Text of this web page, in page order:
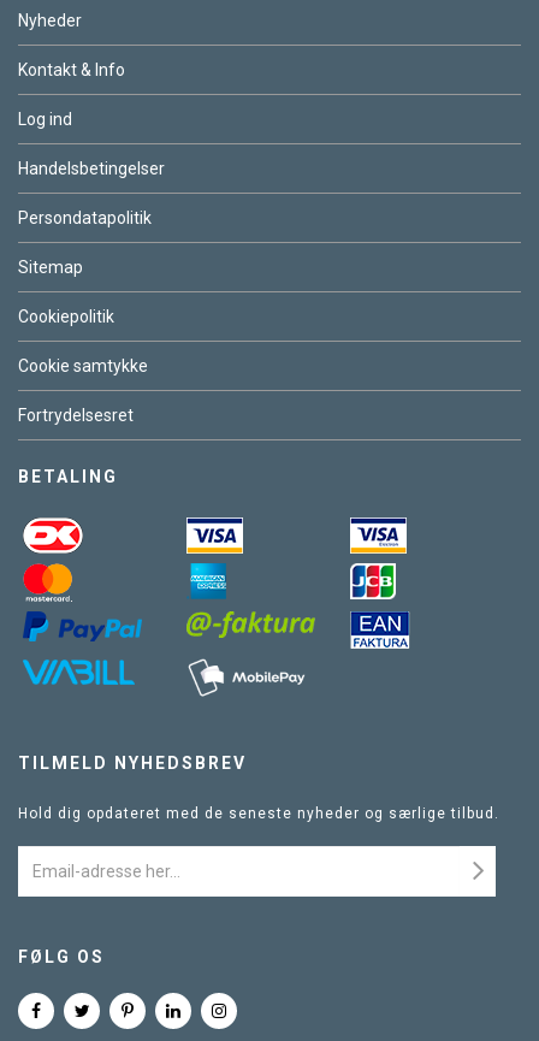
Nyheder
Kontakt & Info
Log ind
Handelsbetingelser
Persondatapolitik
Sitemap
Cookiepolitik
Cookie samtykke
Fortrydelsesret
BETALING
TILMELD NYHEDSBREV
Hold dig opdateret med de seneste nyheder og særlige tilbud.
FØLG OS